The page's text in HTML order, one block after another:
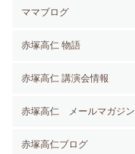
ママブログ
赤塚高仁 物語
赤塚高仁 講演会情報
赤塚高仁 メールマガジン
赤塚高仁ブログ